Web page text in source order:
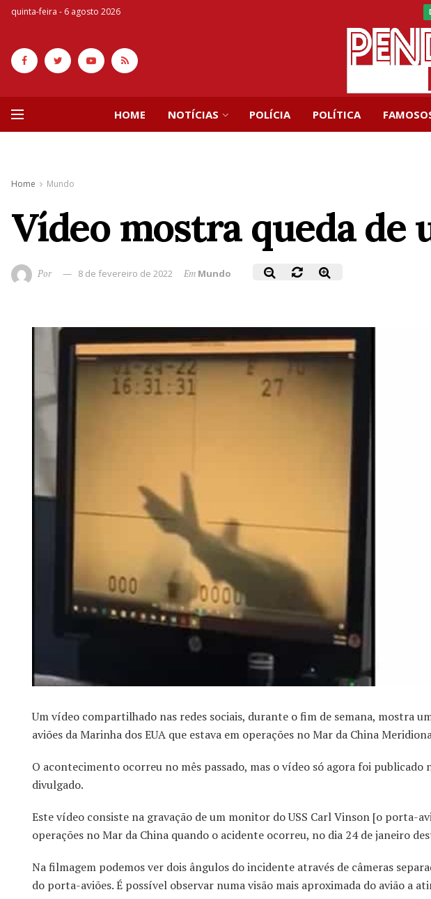
quinta-feira - 6 agosto 2026
HOME NOTÍCIAS POLÍCIA POLÍTICA
Home Mundo
Vídeo mostra queda de
Por 8 de fevereiro de 2022 Em Mundo
Um vídeo compartilhado nas redes sociais, durante o fim de semana, mostra
aviões da Marinha dos EUA que estava em operações no Mar da China
O acontecimento ocorreu no mês passado, mas o vídeo só agora foi publicado
divulgado.
Este vídeo consiste na gravação de um monitor do USS Carl Vinson [o porta-
operações no Mar da China quando o acidente ocorreu, no dia 24 de janeiro
Na filmagem podemos ver dois ângulos do incidente através de câmeras
do porta-aviões. É possível observar numa visão mais aproximada do avião a